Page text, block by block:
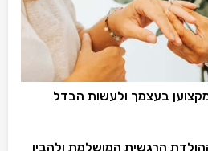
בעצמך ולעשות הבדל
הרגשית המושלמת ולהבין